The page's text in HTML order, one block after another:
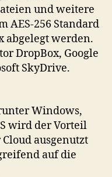
und weitere
AES-256 Standard
abgelegt werden.
DropBox, Google
SkyDrive.
Windows,
wird der Vorteil
ausgenutzt
auf die